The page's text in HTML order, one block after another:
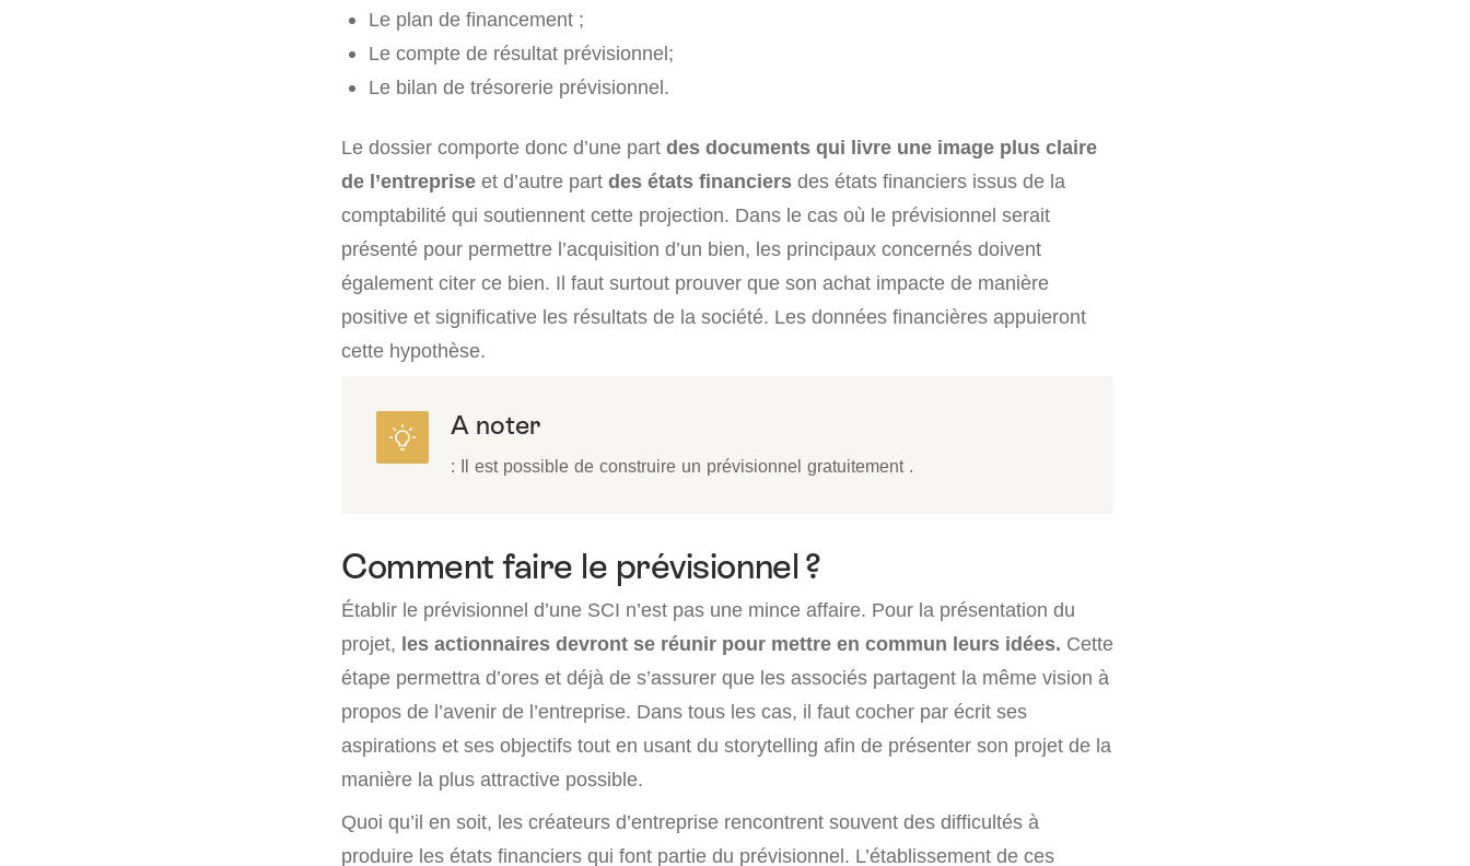
Le plan de financement ;
Le compte de résultat prévisionnel;
Le bilan de trésorerie prévisionnel.
Le dossier comporte donc d’une part des documents qui livre une image plus claire
de l’entreprise et d’autre part des états financiers des états financiers issus de la
comptabilité qui soutiennent cette projection. Dans le cas où le prévisionnel serait
présenté pour permettre l’acquisition d’un bien, les principaux concernés doivent
également citer ce bien. Il faut surtout prouver que son achat impacte de manière
positive et significative les résultats de la société. Les données financières appuieront
cette hypothèse.
A noter
: Il est possible de construire un prévisionnel gratuitement .
Comment faire le prévisionnel ?
Établir le prévisionnel d’une SCI n’est pas une mince affaire. Pour la présentation du
projet, les actionnaires devront se réunir pour mettre en commun leurs idées. Cette
étape permettra d’ores et déjà de s’assurer que les associés partagent la même vision à
propos de l’avenir de l’entreprise. Dans tous les cas, il faut cocher par écrit ses
aspirations et ses objectifs tout en usant du storytelling afin de présenter son projet de la
manière la plus attractive possible.
Quoi qu’il en soit, les créateurs d’entreprise rencontrent souvent des difficultés à
produire les états financiers qui font partie du prévisionnel. L’établissement de ces